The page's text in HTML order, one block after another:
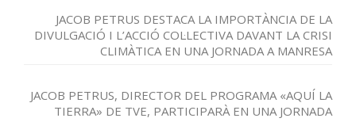
JACOB PETRUS DESTACA LA IMPORTÀNCIA DE LA
DIVULGACIÓ I L’ACCIÓ COL·LECTIVA DAVANT LA CRISI
CLIMÀTICA EN UNA JORNADA A MANRESA
JACOB PETRUS, DIRECTOR DEL PROGRAMA «AQUÍ LA
TIERRA» DE TVE, PARTICIPARÀ EN UNA JORNADA